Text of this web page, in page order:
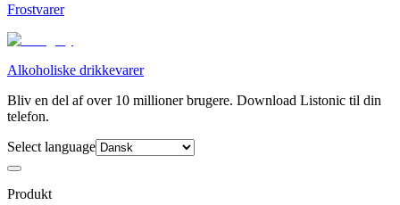
Frostvarer
Alkoholiske drikkevarer
Bliv en del af over 10 millioner brugere. Download Listonic til din
telefon.
Select language
Produkt